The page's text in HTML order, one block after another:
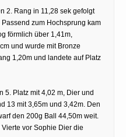
2. Rang in 11,28 sek gefolgt
zum Hochsprung kam
förmlich über 1,41m,
und wurde mit Bronze
1,20m und landete auf Platz
5. Platz mit 4,02 m, Dier und
13 mit 3,65m und 3,42m. Den
den 200g Ball 44,50m weit.
vor Sophie Dier die